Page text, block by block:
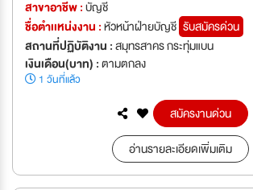
สาขาอาชีพ :บัญชี
ชื่อตำเเหน่งงาน :หัวหน้าฝ่ายบัญชี รับสมัครด่วน
สถานที่ปฏิบัติงาน :สมุทรสาคร กระทุ่มแบน
เงินเดือน(บาท) :ตามตกลง
1 วันที่แล้ว
สมัครงานด่วน
อ่านรายละเอียดเพิ่มเติม